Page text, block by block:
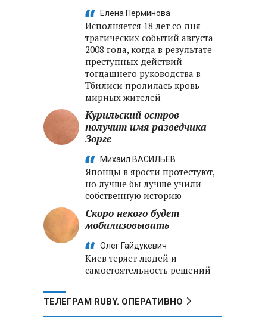
Елена Перминова
Исполняется 18 лет со дня
трагических событий августа
2008 года, когда в результате
преступных действий
тогдашнего руководства в
Тбилиси пролилась кровь
мирных жителей
Курильский остров
получит имя разведчика
Зорге
Михаил ВАСИЛЬЕВ
Японцы в ярости протестуют,
но лучше бы лучше учили
собственную историю
Скоро некого будет
мобилизовывать
Олег Гайдукевич
Киев теряет людей и
самостоятельность решений
ТЕЛЕГРАМ RUBY. ОПЕРАТИВНО